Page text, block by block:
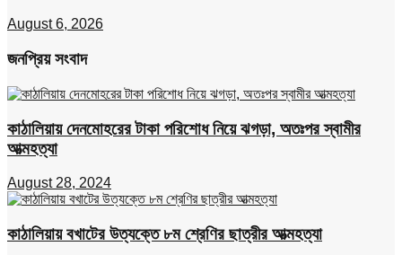
August 6, 2026
জনপ্রিয় সংবাদ
কাঠালিয়ায় দেনমোহরের টাকা পরিশোধ নিয়ে ঝগড়া, অতঃপর স্বামীর
আত্মহত্যা
August 28, 2024
কাঠালিয়ায় বখাটের উত্যক্তে ৮ম শ্রেণির ছাত্রীর আত্মহত্যা